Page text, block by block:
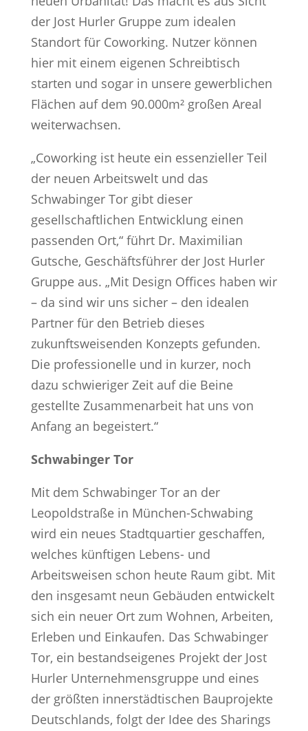
der Jost Hurler Gruppe zum idealen
Standort für Coworking. Nutzer können
hier mit einem eigenen Schreibtisch
starten und sogar in unsere gewerblichen
Flächen auf dem 90.000m² großen Areal
weiterwachsen.
„Coworking ist heute ein essenzieller Teil
der neuen Arbeitswelt und das
Schwabinger Tor gibt dieser
gesellschaftlichen Entwicklung einen
passenden Ort,“ führt Dr. Maximilian
Gutsche, Geschäftsführer der Jost Hurler
Gruppe aus. „Mit Design Offices haben wir
– da sind wir uns sicher – den idealen
Partner für den Betrieb dieses
zukunftsweisenden Konzepts gefunden.
Die professionelle und in kurzer, noch
dazu schwieriger Zeit auf die Beine
gestellte Zusammenarbeit hat uns von
Anfang an begeistert.“
Schwabinger Tor
Mit dem Schwabinger Tor an der
Leopoldstraße in München-Schwabing
wird ein neues Stadtquartier geschaffen,
welches künftigen Lebens- und
Arbeitsweisen schon heute Raum gibt. Mit
den insgesamt neun Gebäuden entwickelt
sich ein neuer Ort zum Wohnen, Arbeiten,
Erleben und Einkaufen. Das Schwabinger
Tor, ein bestandseigenes Projekt der Jost
Hurler Unternehmensgruppe und eines
der größten innerstädtischen Bauprojekte
Deutschlands, folgt der Idee des Sharings